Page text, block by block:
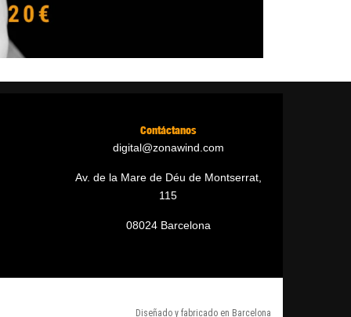
Contáctanos
digital@zonawind.com
Av. de la Mare de Déu de Montserrat,
115
08024 Barcelona
Diseñado y fabricado en Barcelona